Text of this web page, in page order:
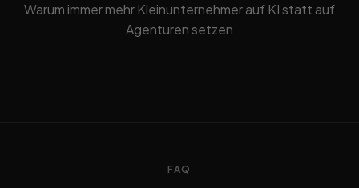
Warum immer mehr Kleinunternehmer auf KI statt auf
Agenturen setzen
FAQ